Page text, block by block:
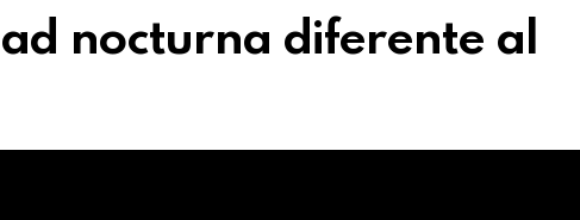
nocturna diferente al